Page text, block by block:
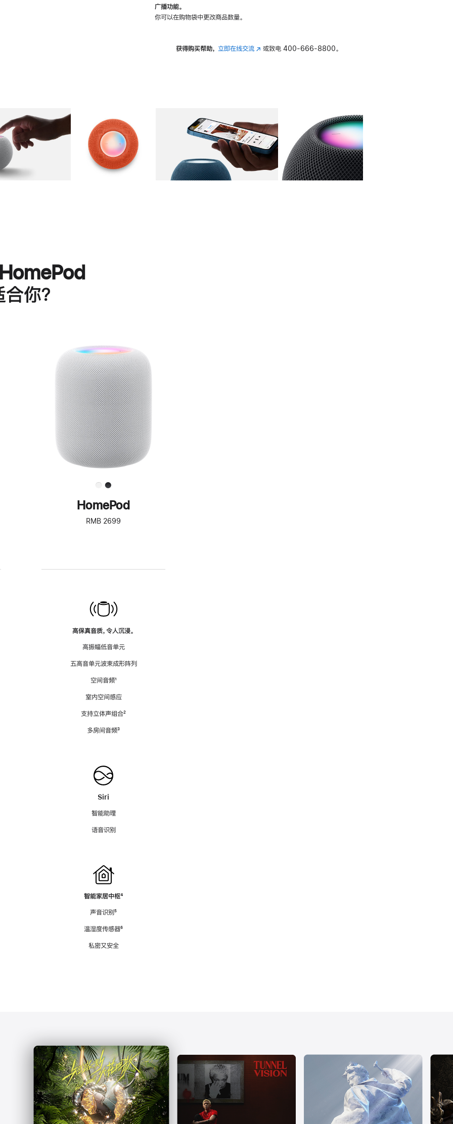
广播功能。
你可以在购物袋中更改商品数量。
获得购买帮助， 立即在线交流(在 或致电 400-666-8800。
图库 图像 图库 图像 图库 图像 4 图库 图像 5
你？
进
一
步
了
解
HomePod<
HomePod
RMB 2699
高保真音质，令人沉浸。
高振幅低音单元
五高音单元波束成形阵列
空间音频脚
¹
室内空间感应
支持立体声组合脚
²
多房间音频脚
³
Siri
智能助理
语音识别
智能家居中枢脚
⁴
声音识别脚
⁵
温湿度传感器脚
⁶
私密又安全